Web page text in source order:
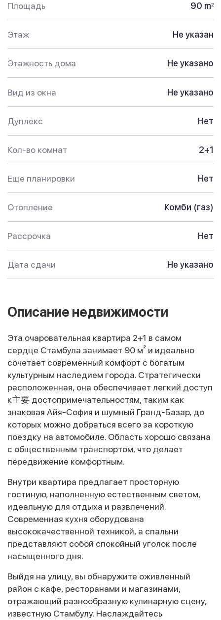
Площадь 90 m2
Этаж Не указан
Этажность дома Не указано
Вид из окна Не указано
Дуплекс Нет
Кол-во комнат 2+1
Еще планировки Нет
Отопление Комби (газ)
Рассрочка Нет
Дата сдачи Не указано
Описание недвижимости
Эта очаровательная квартира 2+1 в самом
сердце Стамбула занимает 90 м² и идеально
сочетает современный комфорт с богатым
культурным наследием города. Стратегически
расположенная, она обеспечивает легкий доступ
к主要 достопримечательностям, таким как
знаковая Айя-София и шумный Гранд-Базар, до
которых можно добраться всего за короткую
поездку на автомобиле. Область хорошо связана
с общественным транспортом, что делает
передвижение комфортным.
Внутри квартира предлагает просторную
гостиную, наполненную естественным светом,
идеальную для отдыха и развлечений.
Современная кухня оборудована
высококачественной техникой, а спальни
представляют собой спокойный уголок после
насыщенного дня.
Выйдя на улицу, вы обнаружите оживленный
район с кафе, ресторанами и магазинами,
отражающий разнообразную кулинарную сцену,
известную Стамбулу. Наслаждайтесь